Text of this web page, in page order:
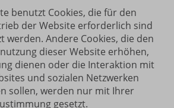
benutzt Cookies, die für den
der Website erforderlich sind
werden. Andere Cookies, die den
dieser Website erhöhen,
dienen oder die Interaktion mit
und sozialen Netzwerken
sollen, werden nur mit Ihrer
gesetzt.